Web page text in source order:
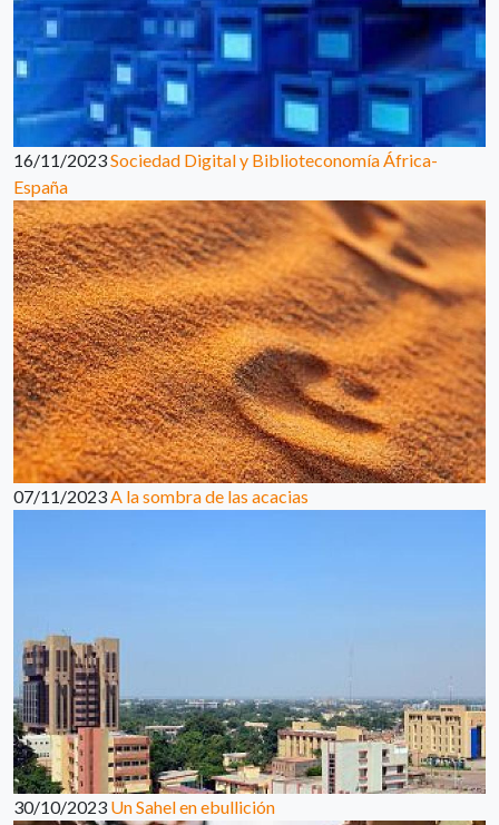
16/11/2023Sociedad Digital y Biblioteconomía África-
España
07/11/2023A la sombra de las acacias
30/10/2023 Un Sahel en ebullición